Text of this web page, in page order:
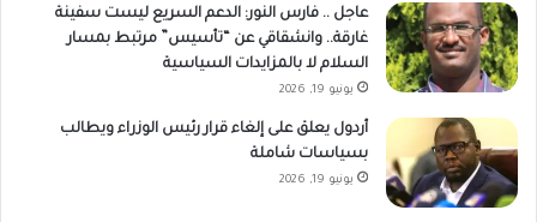
عاجل .. فارس النور: الدعم السريع ليست سفينة
غارقة.. وانشقاقي عن “تأسيس” مرتبط بمسار
السلام لا بالمزايدات السياسية
يونيو 19, 2026
أردول يعلق على إلغاء قرار رئيس الوزراء ويطالب
بسياسات شاملة
يونيو 19, 2026